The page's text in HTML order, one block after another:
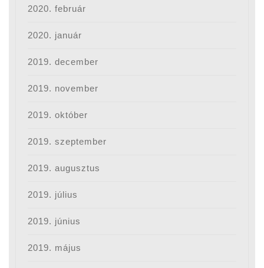
2020. február
2020. január
2019. december
2019. november
2019. október
2019. szeptember
2019. augusztus
2019. július
2019. június
2019. május